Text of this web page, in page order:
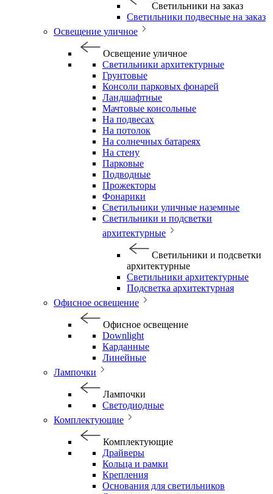
Светильники на заказ
Светильники подвесные на заказ
Освещение уличное
Освещение уличное
Светильники архитектурные
Грунтовые
Консоли парковых фонарей
Ландшафтные
Мачтовые консольные
На подвесах
На потолок
На солнечных батареях
На стену
Парковые
Подводные
Прожекторы
Фонарики
Светильники уличные наземные
Светильники и подсветки
архитектурные
Светильники и подсветки
архитектурные
Светильники архитектурные
Подсветка архитектурная
Офисное освещение
Офисное освещение
Downlight
Карданные
Линейные
Лампочки
Лампочки
Светодиодные
Комплектующие
Комплектующие
Драйверы
Кольца и рамки
Крепления
Основания для светильников